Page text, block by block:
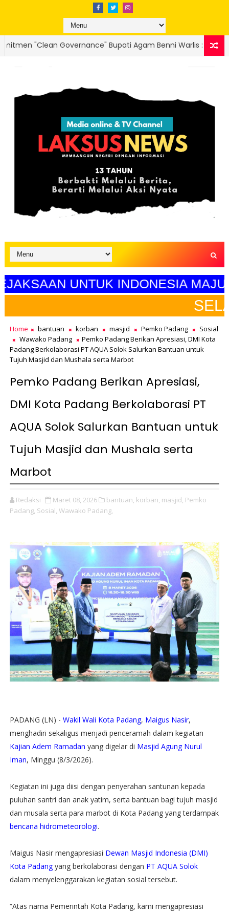
Agam Benni Warlis : Sikap Pasif Sekda Atas Dugaan
KEJAKSAAN UNTUK INDONESIA
SELAMAT HARI
Home bantuan korban masjid Pemko Padang
Sosial
Wawako Padang
Pemko Padang Berikan Apresiasi, DMI Kota
Padang Berkolaborasi PT AQUA Solok Salurkan Bantuan untuk
Tujuh Masjid dan Mushala serta Marbot
Pemko Padang Berikan Apresiasi,
DMI Kota Padang Berkolaborasi PT
AQUA Solok Salurkan Bantuan untuk
Tujuh Masjid dan Mushala serta
Marbot
Redaksi Maret 08, 2026 bantuan, korban, masjid, Pemko
Padang, Sosial, Wawako Padang,
PADANG (LN) - Wakil Wali Kota Padang, Maigus Nasir,
menghadiri sekaligus menjadi penceramah dalam kegiatan
Kajian Adem Ramadan yang digelar di Masjid Agung Nurul
Iman, Minggu (8/3/2026).
Kegiatan ini juga diisi dengan penyerahan santunan kepada
puluhan santri dan anak yatim, serta bantuan bagi tujuh masjid
dan musala serta para marbot di Kota Padang yang terdampak
bencana hidrometeorologi.
Maigus Nasir mengapresiasi Dewan Masjid Indonesia (DMI)
Kota Padangyang berkolaborasi dengan PT AQUA Solok
dalam menyelenggarakan kegiatan sosial tersebut.
“Atas nama Pemerintah Kota Padang, kami mengapresiasi